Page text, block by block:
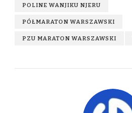
POLINE WANJIKU NJERU
PÓŁMARATON WARSZAWSKI
PZU MARATON WARSZAWSKI